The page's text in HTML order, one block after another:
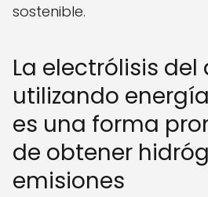
sostenible.
La electrólisis del
utilizando
es una forma
de obtener
emisiones